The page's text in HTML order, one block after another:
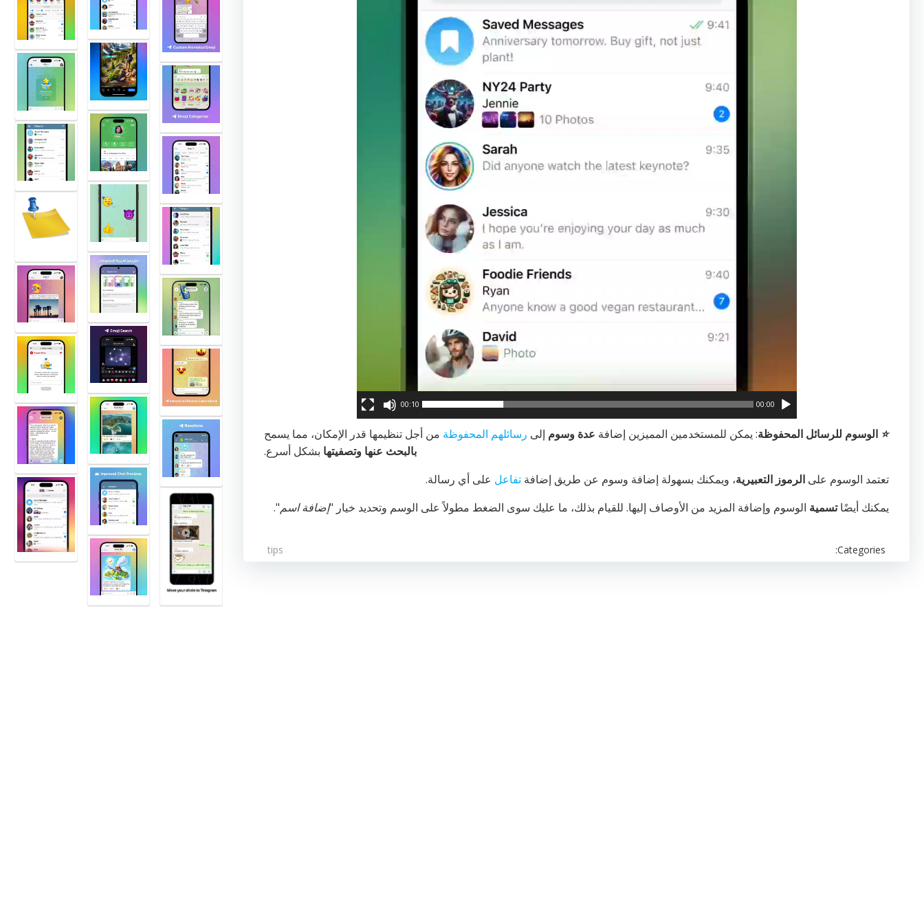
00:00
00:10
⭐️ الوسوم للرسائل المحفوظة: يمكن للمستخدمين المميزين إضافة عدة وسوم إلى رسائلهم المحفوظة من أجل تنظيمها قدر الإمكان، مما يسمح
بالبحث عنها وتصفيتها بشكل أسرع.
تعتمد الوسوم على الرموز التعبيرية، ويمكنك بسهولة إضافة وسوم عن طريق إضافة تفاعل على أي رسالة.
يمكنك أيضًاتسمية الوسوم وإضافة المزيد من الأوصاف إليها. للقيام بذلك، ما عليك سوى الضغط مطولاً على الوسم وتحديد خيار "إضافة اسم".
Categories:
tips